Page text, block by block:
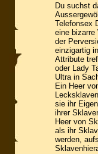
Du suchst
Telefonsex
eine bizarre
der
einzigartig
Attribute
oder Lady
Ultra in
Ein Heer
sie ihr
ihrer
Heer von
als ihr
werden,